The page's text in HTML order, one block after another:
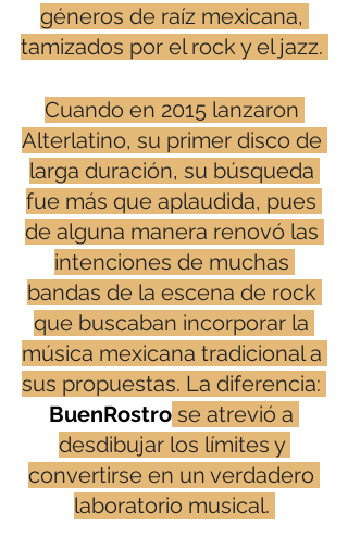
géneros de raíz mexicana,
tamizados por el rock y el jazz.
Cuando en 2015 lanzaron
Alterlatino, su primer disco de
larga duración, su búsqueda
fue más que aplaudida, pues
de alguna manera renovó las
intenciones de muchas
bandas de la escena de rock
que buscaban incorporar la
música mexicana tradicional a
sus propuestas. La diferencia:
BuenRostro se atrevió a
desdibujar los límites y
convertirse en un verdadero
laboratorio musical.